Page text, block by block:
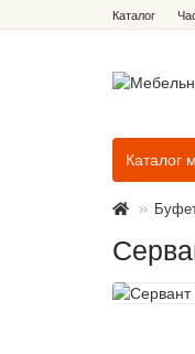
Каталог
Каталог